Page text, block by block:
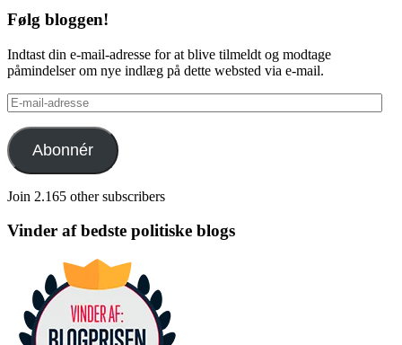
Følg bloggen!
Indtast din e-mail-adresse for at blive tilmeldt og modtage
påmindelser om nye indlæg på dette websted via e-mail.
E-
mail-
adresse
Abonnér
Join 2.165 other subscribers
Vinder af bedste politiske blogs